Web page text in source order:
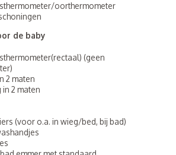
oorthermometer
de baby
(geen
2 maten
2 maten
(voor o.a. in wieg/bed, bij bad)